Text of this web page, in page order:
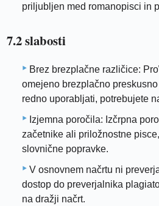
priljubljen med romanopisci in
7.2 slabosti
Brez brezplačne različice:
omejeno brezplačno
redno uporabljati, potrebujete
Izjemna poročila: Izčrpna
začetnike ali priložnostne
slovnične popravke.
V osnovnem načrtu ni
dostop do preverjalnika
na dražji načrt.